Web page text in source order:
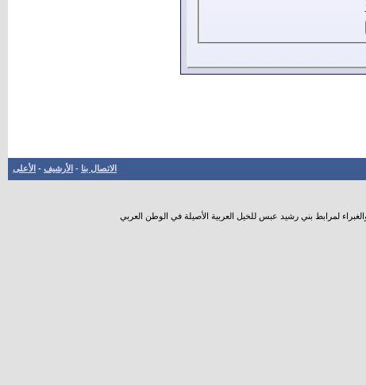
الاتصال بنا - الأرشيف - الأعلى
لمرابط بني رشيد عبس للخيل العربية الأصيلة في الوطن العربي